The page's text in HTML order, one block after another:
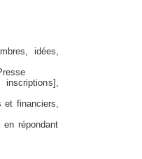
idées,
et financiers,
répondant